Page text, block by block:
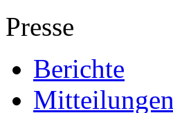
Presse
Berichte
Mitteilungen